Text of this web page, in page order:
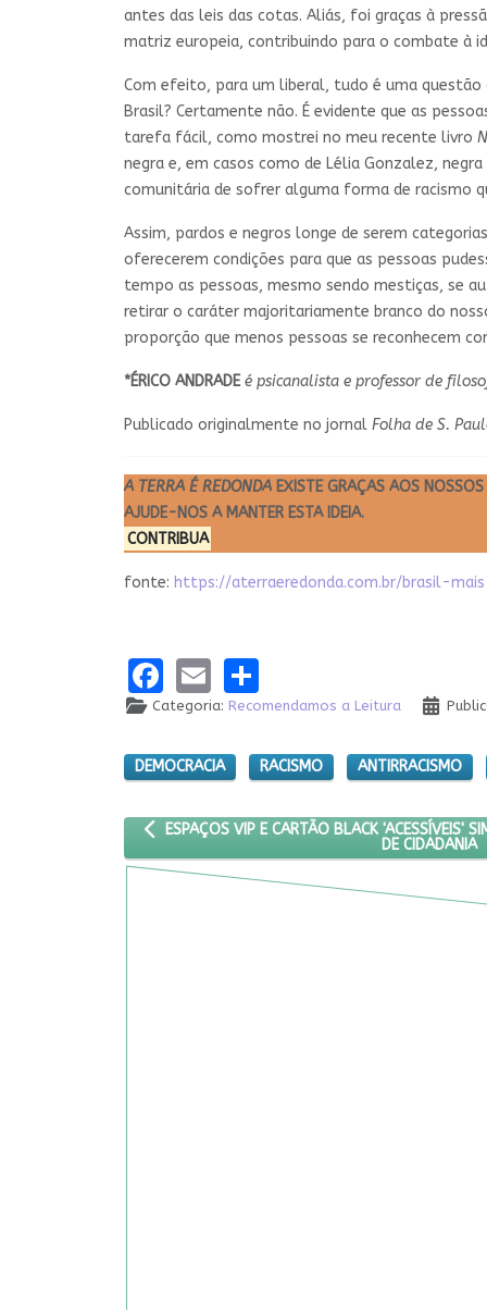
antes das leis das cotas. Aliás, foi graças à
matriz europeia, contribuindo para o combate à
Com efeito, para um liberal, tudo é uma
Brasil? Certamente não. É evidente que as
tarefa fácil, como mostrei no meu recente livro
negra e, em casos como de Lélia Gonzalez,
comunitária de sofrer alguma forma de racismo
Assim, pardos e negros longe de serem
oferecerem condições para que as pessoas
tempo as pessoas, mesmo sendo mestiças, se
retirar o caráter majoritariamente branco do
proporção que menos pessoas se reconhecem
*ÉRICO ANDRADEé psicanalista e professor de
Publicado originalmente no jornal Folha de S.
A TERRA É REDONDA EXISTE GRAÇAS AOS
AJUDE-NOS A MANTER ESTA IDEIA.
CONTRIBUA
fonte: https://aterraeredonda.com.br/brasil-
Facebook
Email
Categoria: Recomendamos a Leitura
DEMOCRACIA RACISMO ANTIRRACISMO
ARTIGO ANTERIOR: ESPAÇOS VIP E CARTÃO
ESPAÇOS VIP E CARTÃO BLACK 'ACESSÍVEIS'
DE CIDADANIA